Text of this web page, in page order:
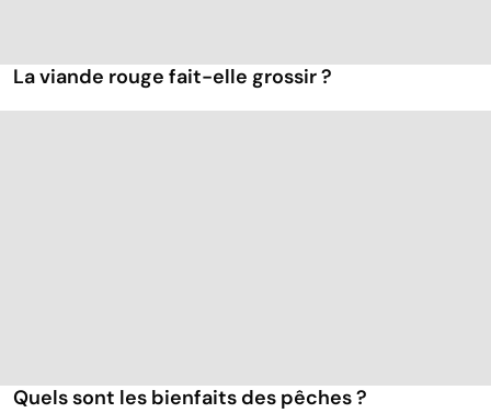
La viande rouge fait-elle grossir ?
Quels sont les bienfaits des pêches ?